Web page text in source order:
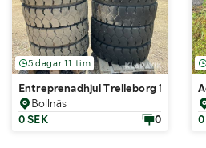
5 dagar 11 tim
Entreprenadhjul Trelleborg 10.00-20
Bollnäs
0 SEK
0
0